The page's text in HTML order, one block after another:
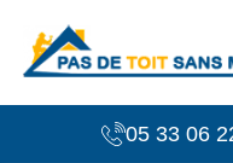
05 33 06